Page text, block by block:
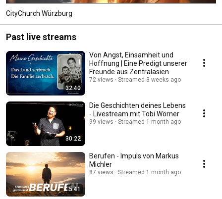
CityChurch Würzburg
Past live streams
32:40
Von Angst, Einsamheit und
Hoffnung | Eine Predigt unserer
Freunde aus Zentralasien
72 views Streamed 3 weeks ago
30:22
Die Geschichten deines Lebens
- Livestream mit Tobi Wörner
99 views Streamed 1 month ago
5:41
Berufen - Impuls von Markus
Michler
87 views Streamed 1 month ago